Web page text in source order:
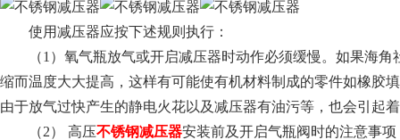
使用减压器应按下述规则执行：
（1）氧气瓶放气或开启减压器时动作必须缓慢。如果海角
缩而温度大大提高，这样有可能使有机材料制成的零件如橡胶填料
由于放气过快产生的静电火花以及减压器有油污等，也会引起着火
（2） 高压不锈钢减压器安装前及开启气瓶阀时的注意事项